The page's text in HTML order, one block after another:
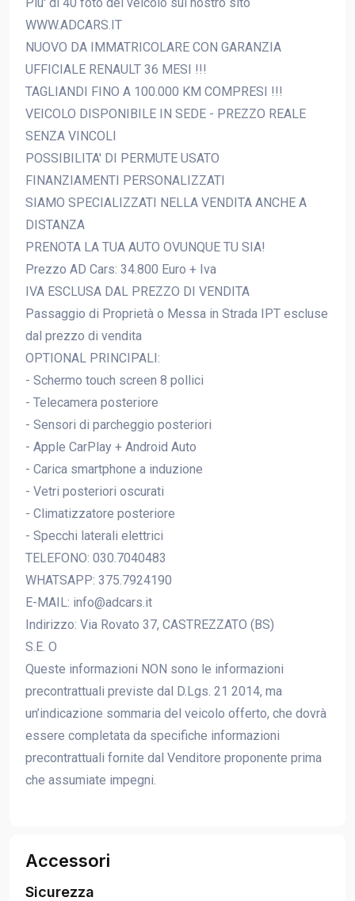
WWW.ADCARS.IT
NUOVO DA IMMATRICOLARE CON GARANZIA
UFFICIALE RENAULT 36 MESI !!!
TAGLIANDI FINO A 100.000 KM COMPRESI !!!
VEICOLO DISPONIBILE IN SEDE - PREZZO REALE
SENZA VINCOLI
POSSIBILITA' DI PERMUTE USATO
FINANZIAMENTI PERSONALIZZATI
SIAMO SPECIALIZZATI NELLA VENDITA ANCHE A
DISTANZA
PRENOTA LA TUA AUTO OVUNQUE TU SIA!
Prezzo AD Cars: 34.800 Euro + Iva
IVA ESCLUSA DAL PREZZO DI VENDITA
Passaggio di Proprietà o Messa in Strada IPT escluse
dal prezzo di vendita
OPTIONAL PRINCIPALI:
- Schermo touch screen 8 pollici
- Telecamera posteriore
- Sensori di parcheggio posteriori
- Apple CarPlay + Android Auto
- Carica smartphone a induzione
- Vetri posteriori oscurati
- Climatizzatore posteriore
- Specchi laterali elettrici
TELEFONO: 030.7040483
WHATSAPP: 375.7924190
E-MAIL: info@adcars.it
Indirizzo: Via Rovato 37, CASTREZZATO (BS)
S.E. O
Queste informazioni NON sono le informazioni
precontrattuali previste dal D.Lgs. 21 2014, ma
un’indicazione sommaria del veicolo offerto, che dovrà
essere completata da specifiche informazioni
precontrattuali fornite dal Venditore proponente prima
che assumiate impegni.
Accessori
Sicurezza